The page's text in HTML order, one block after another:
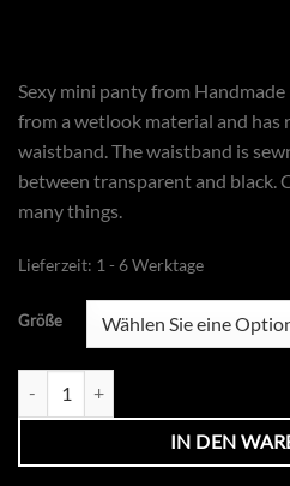
Sexy mini panty from
from a wetlook material and
waistband. The waistband is
between transparent and black.
many things.
Lieferzeit: 1 - 6 Werktage
Größe
IN DEN